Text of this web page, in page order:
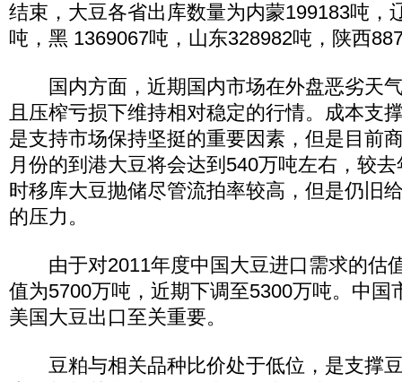
结束，大豆各省出库数量为内蒙199183吨，
吨，黑 1369067吨，山东328982吨，陕西
国内方面，近期国内市场在外盘恶劣天
且压榨亏损下维持相对稳定的行情。成本支
是支持市场保持坚挺的重要因素，但是目前
月份的到港大豆将会达到540万吨左右，较
时移库大豆抛储尽管流拍率较高，但是仍旧
的压力。
由于对2011年度中国大豆进口需求的估
值为5700万吨，近期下调至5300万吨。中国
美国大豆出口至关重要。
豆粕与相关品种比价处于低位，是支撑